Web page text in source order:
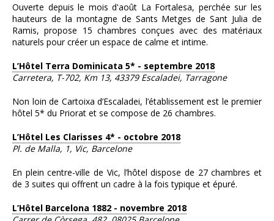
Ouverte depuis le mois d'août La Fortalesa, perchée sur les
hauteurs de la montagne de Sants Metges de Sant Julia de
Ramis, propose 15 chambres conçues avec des matériaux
naturels pour créer un espace de calme et intime.
L’Hôtel Terra Dominicata 5* - septembre 2018
Carretera, T-702, Km 13, 43379 Escaladei, Tarragone
Non loin de Cartoixa d’Escaladei, l’établissement est le premier
hôtel 5* du Priorat et se compose de 26 chambres.
L’Hôtel Les Clarisses 4* - octobre 2018
Pl. de Malla, 1, Vic, Barcelone
En plein centre-ville de Vic, l’hôtel dispose de 27 chambres et
de 3 suites qui offrent un cadre à la fois typique et épuré.
L’Hôtel Barcelona 1882 - novembre 2018